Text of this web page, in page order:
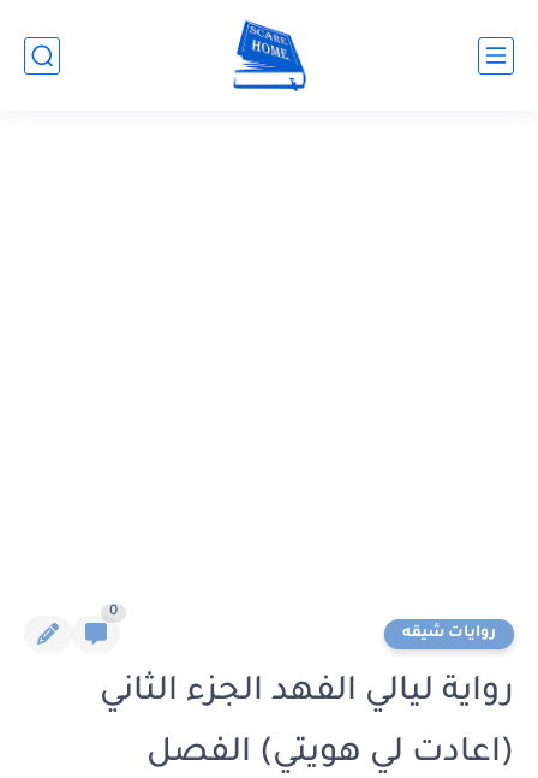
روايات شيقه
0
رواية ليالي الفهد الجزء الثاني
(اعادت لي هويتي) الفصل